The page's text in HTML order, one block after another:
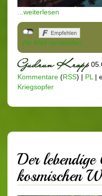
...weiterlesen
Als Mail versenden
Kommentare (RSS) | PL|
Kriegsopfer
Der
kosmischen